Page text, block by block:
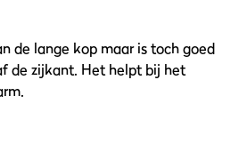
de lange kop maar is toch goed
de zijkant. Het helpt bij het